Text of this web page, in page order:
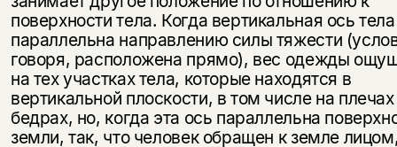
поверхности тела. Когда вертикальная ось тела
параллельна направлению силы тяжести
говоря, расположена прямо), вес одежды
на тех участках тела, которые находятся в
вертикальной плоскости, в том числе на
бедрах, но, когда эта ось параллельна
земли, так, что человек обращен к земле